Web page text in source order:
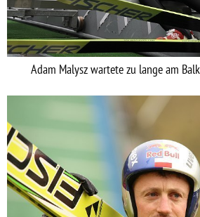
Adam Malysz wartete zu lange am